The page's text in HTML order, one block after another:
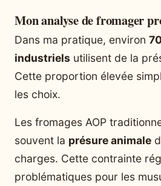
Mon analyse de fromager
Dans ma pratique, environ
industriels utilisent de la
Cette proportion élevée
les choix.
Les fromages AOP
souvent la présure animale
charges. Cette contrainte
problématiques pour les